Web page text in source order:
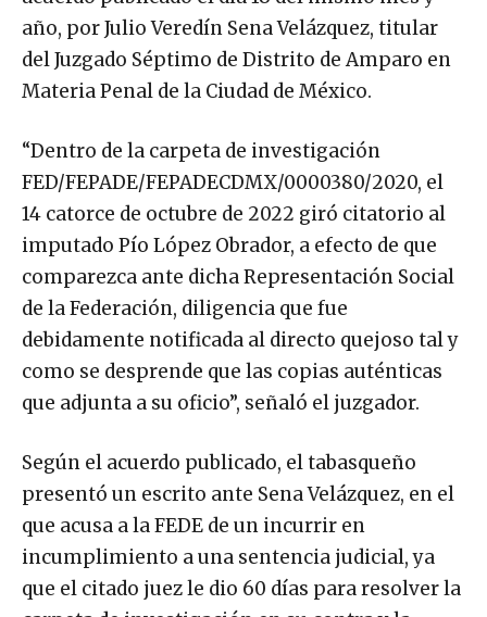
año, por Julio Veredín Sena Velázquez, titular
del Juzgado Séptimo de Distrito de Amparo en
Materia Penal de la Ciudad de México.
“Dentro de la carpeta de investigación
FED/FEPADE/FEPADECDMX/0000380/2020, el
14 catorce de octubre de 2022 giró citatorio al
imputado Pío López Obrador, a efecto de que
comparezca ante dicha Representación Social
de la Federación, diligencia que fue
debidamente notificada al directo quejoso tal y
como se desprende que las copias auténticas
que adjunta a su oficio”, señaló el juzgador.
Según el acuerdo publicado, el tabasqueño
presentó un escrito ante Sena Velázquez, en el
que acusa a la FEDE de un incurrir en
incumplimiento a una sentencia judicial, ya
que el citado juez le dio 60 días para resolver la
carpeta de investigación en su contra y la